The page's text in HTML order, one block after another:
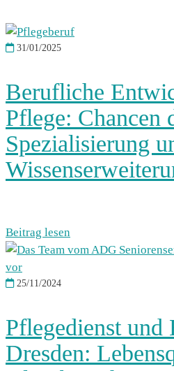
31/01/2025
Berufliche
Pflege: Chancen
Spezialisierung
Beitrag lesen
25/11/2024
Pflegedienst und
Dresden: